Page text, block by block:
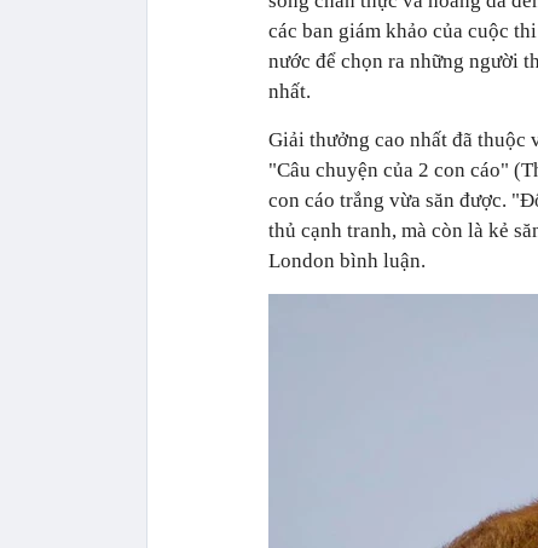
các ban giám khảo của cuộc
nước để chọn ra những người
nhất.
Giải thưởng cao nhất đã thuộc
"Câu chuyện của 2 con cáo"
con cáo trắng vừa săn được.
thủ cạnh tranh, mà còn là kẻ
London bình luận.